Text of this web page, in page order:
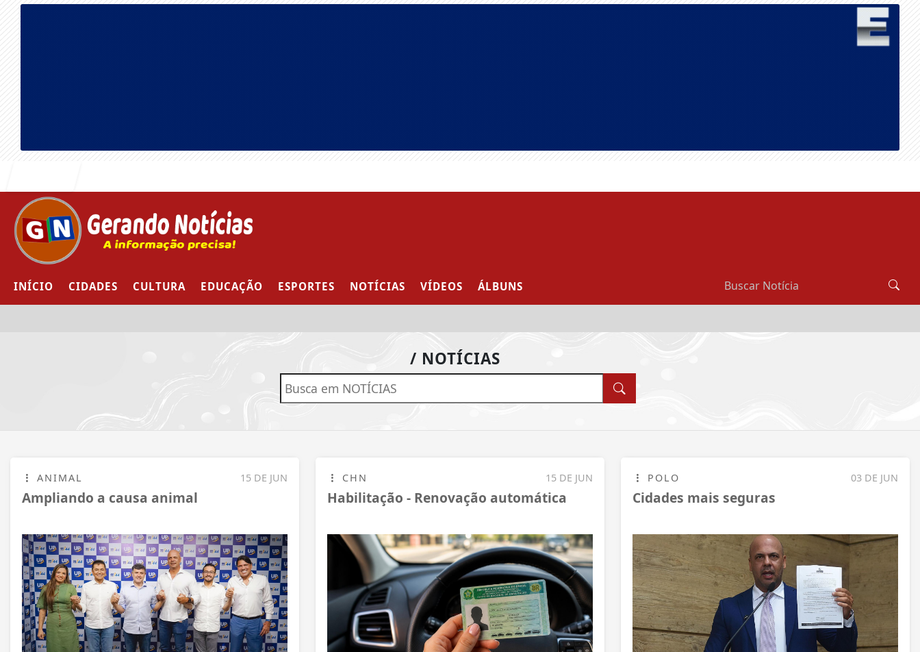
INÍCIO CIDADES CULTURA EDUCAÇÃO ESPORTES NOTÍCIAS VÍDEOS ÁLBUNS
/ NOTÍCIAS
15 DE JUN
ANIMAL
Ampliando a causa animal
15 DE JUN
CHN
Habilitação - Renovação automática
03 DE JUN
POLO
Cidades mais seguras